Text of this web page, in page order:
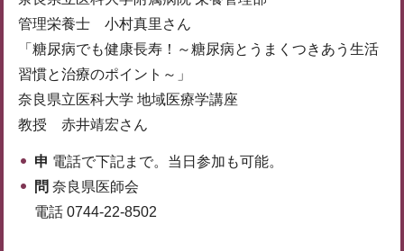
管理栄養士 小村真里さん
「糖尿病でも健康長寿！～糖尿病とうまくつきあう生活
習慣と治療のポイント～」
奈良県立医科大学 地域医療学講座
教授 赤井靖宏さん
申 電話で下記まで。当日参加も可能。
問 奈良県医師会
電話 0744-22-8502